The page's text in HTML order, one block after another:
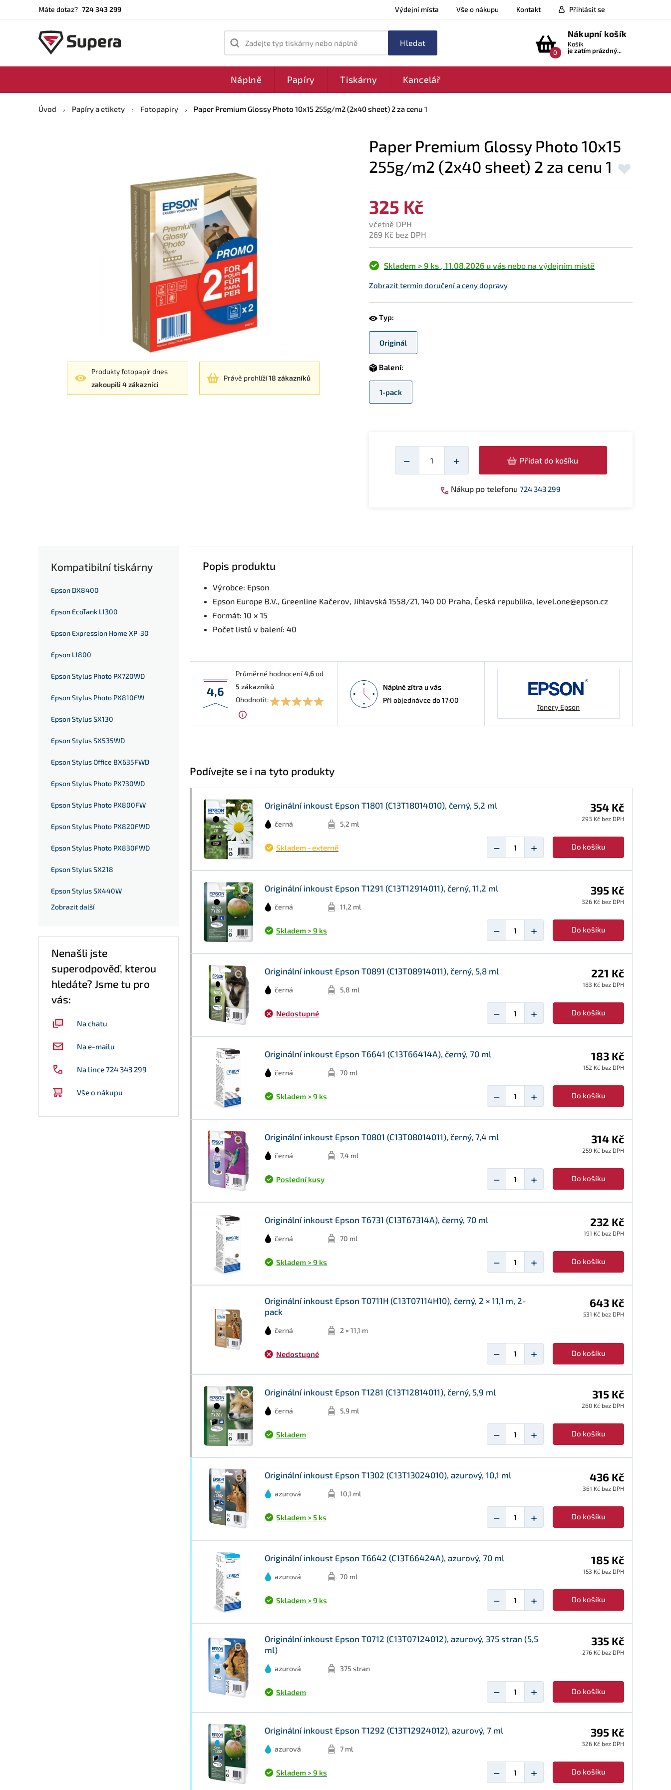
Máte dotaz? 724 343 299 Výdejní místa Vše o nákupu Kontakt Přihlásit se
Zadejte typ tiskárny nebo náplně
0
Nákupní košík
Košík
je zatím prázdný...
Náplně Papíry Tiskárny Kancelář
Úvod Papíry a etikety Fotopapíry Paper Premium Glossy Photo 10x15 255g/m2 (2x40 sheet) 2 za cenu 1
Produkty fotopapír dnes
zakoupili 4 zákazníci
Právě prohlíží18 zákazníků
Paper Premium Glossy Photo 10x15
255g/m2 (2x40 sheet) 2 za cenu 1
325 Kč
včetně DPH
269 Kč bez DPH
Skladem > 9 ks 11.08.2026 u vás nebo na výdejním místě
Zobrazit termín doručení a ceny dopravy
Typ:
Originál
Balení:
1-pack
−
Množství
+ Přidat do košíku
Nákup po telefonu 724 343 299
Kompatibilní tiskárny
Epson DX8400
Epson EcoTank L1300
Epson Expression Home XP-30
Epson L1800
Epson Stylus Photo PX720WD
Epson Stylus Photo PX810FW
Epson Stylus SX130
Epson Stylus SX535WD
Epson Stylus Office BX635FWD
Epson Stylus Photo PX730WD
Epson Stylus Photo PX800FW
Epson Stylus Photo PX820FWD
Epson Stylus Photo PX830FWD
Epson Stylus SX218
Epson Stylus SX440W
Zobrazit další
Nenašli jste
superodpověď, kterou
hledáte? Jsme tu pro
vás:
Na chatu
Na e-mailu
Na lince 724 343 299
Vše o nákupu
Popis produktu
Výrobce: Epson
Epson Europe B.V., Greenline Kačerov, Jihlavská 1558/21, 140 00 Praha, Česká republika, level.one@epson.cz
Formát: 10 x 15
Počet listů v balení: 40
4,6
Průměrné hodnocení4,6od
5 zákazníků
Ohodnotit:
Náplně zítra u vás
Při objednávce do 17:00
Tonery Epson
Podívejte se i na tyto produkty
Originální inkoust Epson T1801 (C13T18014010), černý, 5,2 ml
černá 5,2 ml
354 Kč
293 Kč bez DPH
Skladem - externě − + Do košíku
Originální inkoust Epson T1291 (C13T12914011), černý, 11,2 ml
černá 11,2 ml
395 Kč
326 Kč bez DPH
Skladem > 9 ks − + Do košíku
Originální inkoust Epson T0891 (C13T08914011), černý, 5,8 ml
černá 5,8 ml
221 Kč
183 Kč bez DPH
Nedostupné − + Do košíku
Originální inkoust Epson T6641 (C13T66414A), černý, 70 ml
černá 70 ml
183 Kč
152 Kč bez DPH
Skladem > 9 ks − + Do košíku
Originální inkoust Epson T0801 (C13T08014011), černý, 7,4 ml
černá 7,4 ml
314 Kč
259 Kč bez DPH
Poslední kusy − + Do košíku
Originální inkoust Epson T6731 (C13T67314A), černý, 70 ml
černá 70 ml
232 Kč
191 Kč bez DPH
Skladem > 9 ks − + Do košíku
Originální inkoust Epson T0711H (C13T07114H10), černý, 2 × 11,1 m, 2-
pack
černá 2 × 11,1 m
643 Kč
531 Kč bez DPH
Nedostupné − + Do košíku
Originální inkoust Epson T1281 (C13T12814011), černý, 5,9 ml
černá 5,9 ml
315 Kč
260 Kč bez DPH
Skladem − + Do košíku
Originální inkoust Epson T1302 (C13T13024010), azurový, 10,1 ml
azurová 10,1 ml
436 Kč
361 Kč bez DPH
Skladem > 5 ks − + Do košíku
Originální inkoust Epson T6642 (C13T66424A), azurový, 70 ml
azurová 70 ml
185 Kč
153 Kč bez DPH
Skladem > 9 ks − + Do košíku
Originální inkoust Epson T0712 (C13T07124012), azurový, 375 stran (5,5
ml)
azurová 375 stran
335 Kč
276 Kč bez DPH
Skladem − + Do košíku
Originální inkoust Epson T1292 (C13T12924012), azurový, 7 ml
azurová 7 ml
395 Kč
326 Kč bez DPH
Skladem > 9 ks − + Do košíku